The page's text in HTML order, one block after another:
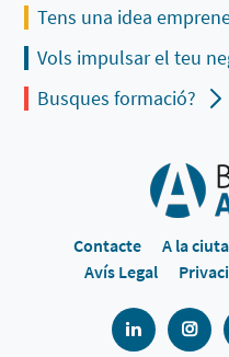
Tens una idea
Vols impulsar el teu
Busques formació?
Contacte A la
Avís Legal